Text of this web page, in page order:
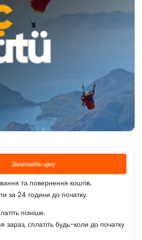
Запитайте ціну
та повернення коштів.
за 24 години до початку.
пізніше.
зараз, сплатіть будь-коли до початку